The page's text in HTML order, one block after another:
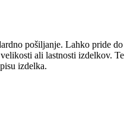
pošiljanje. Lahko pride do
ali lastnosti izdelkov. Te
izdelka.